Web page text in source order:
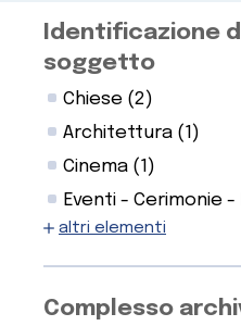
Identificazione
soggetto
Chiese (2)
Architettura (1)
Cinema (1)
Eventi - Cerimonie
altri elementi
Complesso